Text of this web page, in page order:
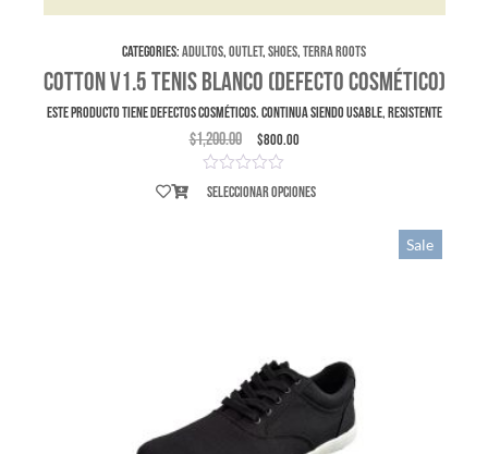
Categories:Adultos,Outlet,Shoes,Terra Roots
Cotton V1.5 Tenis Blanco (Defecto Cosmético)
ESTE PRODUCTO TIENE DEFECTOS COSMÉTICOS. Continua siendo usable, resistente
$1,200.00 $800.00
Seleccionar opciones
Sale